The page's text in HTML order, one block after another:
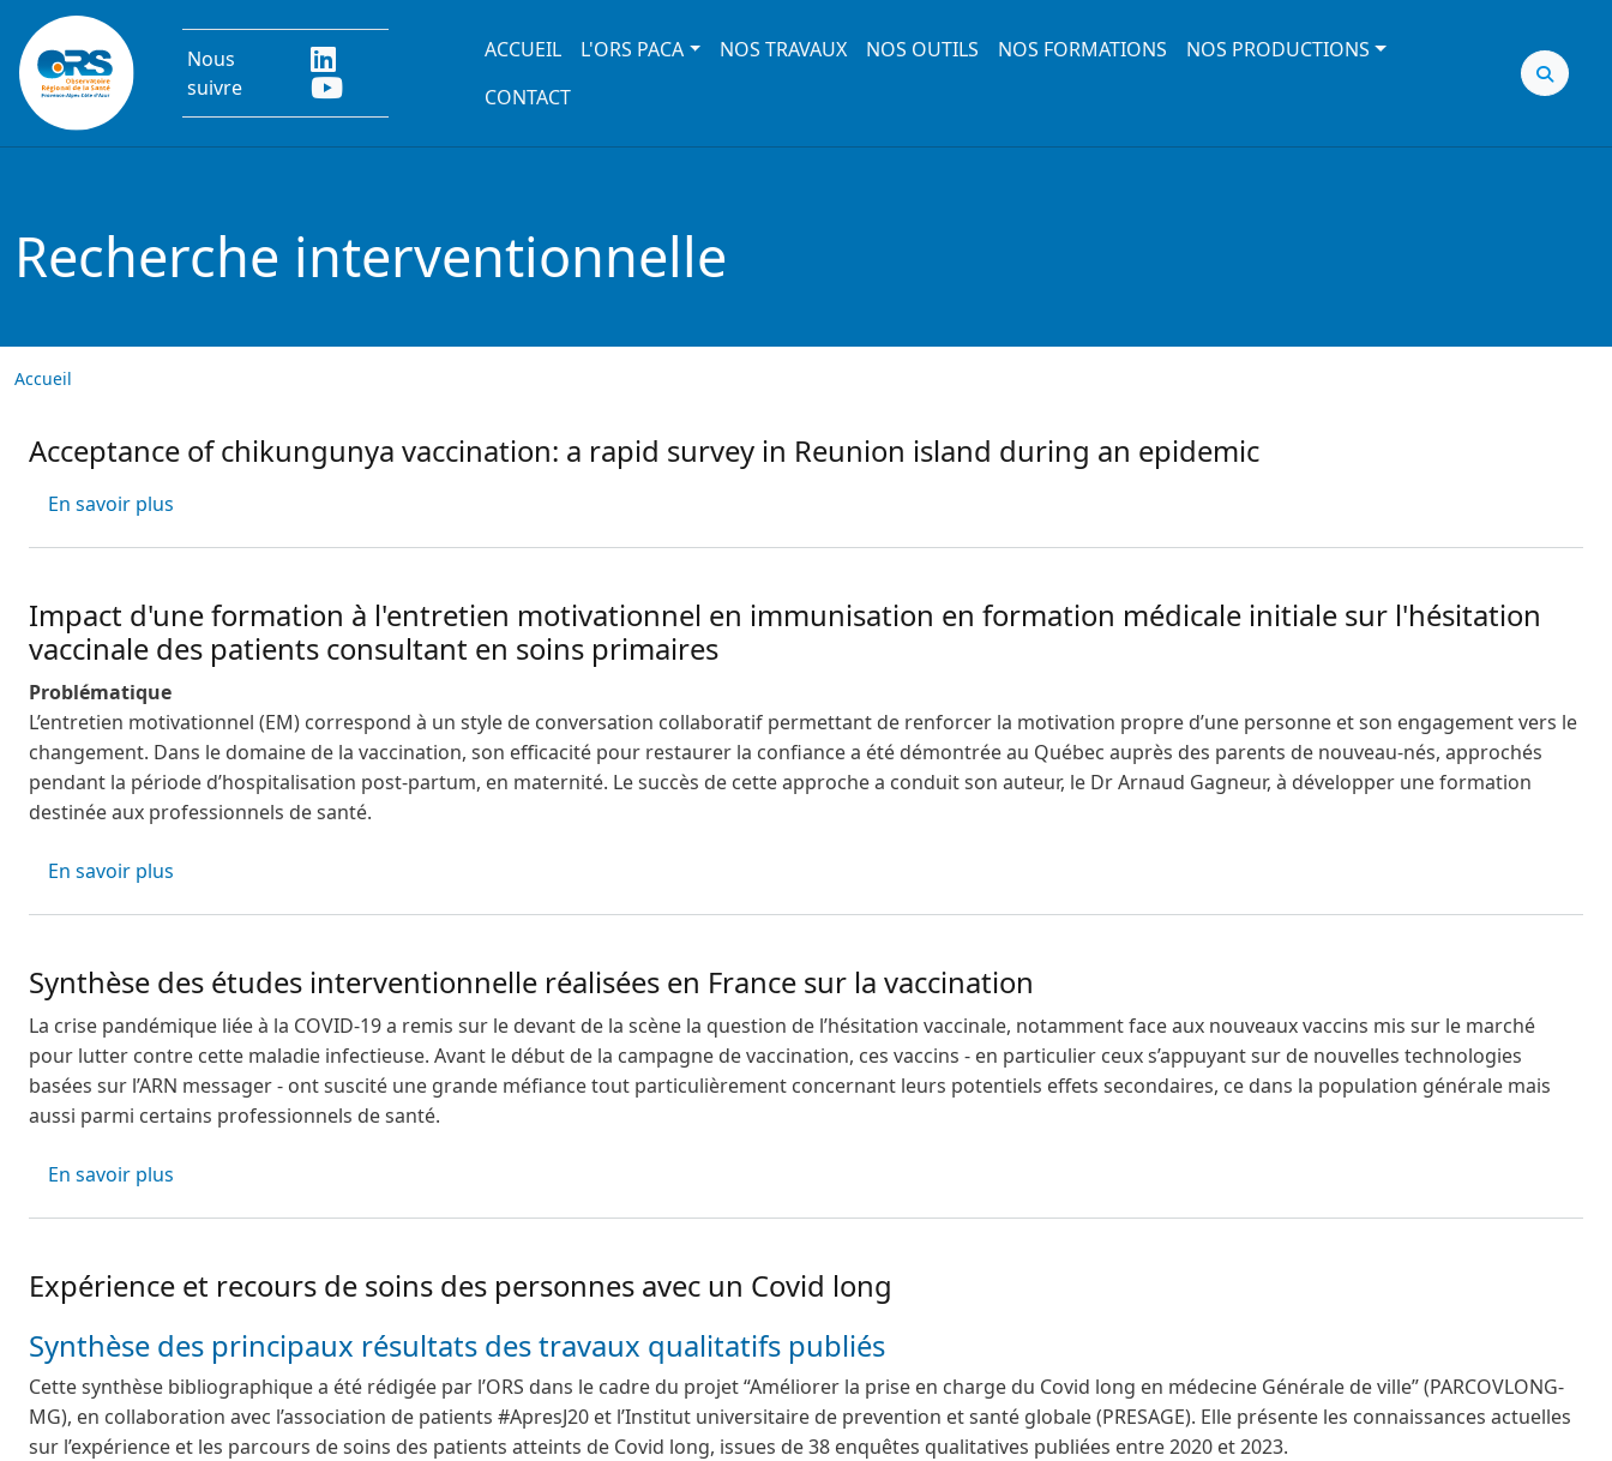
Aller au contenu principal
Nous
suivre
Main navigation
ACCUEIL L'ORS PACA NOS TRAVAUX NOS OUTILS NOS FORMATIONS
NOS PRODUCTIONS
CONTACT
Recherche interventionnelle
Accueil
Acceptance of chikungunya vaccination: a rapid survey in Reunion island during an epidemic
En savoir plus
Impact d'une formation à l'entretien motivationnel en immunisation en formation médicale initiale sur l'hésitation
vaccinale des patients consultant en soins primaires
Problématique
L’entretien motivationnel (EM) correspond à un style de conversation collaboratif permettant de renforcer la motivation propre d’une personne et son engagement vers le
changement. Dans le domaine de la vaccination, son efficacité pour restaurer la confiance a été démontrée au Québec auprès des parents de nouveau-nés, approchés
pendant la période d’hospitalisation post-partum, en maternité. Le succès de cette approche a conduit son auteur, le Dr Arnaud Gagneur, à développer une formation
destinée aux professionnels de santé.
En savoir plus
Synthèse des études interventionnelle réalisées en France sur la vaccination
La crise pandémique liée à la COVID-19 a remis sur le devant de la scène la question de l’hésitation vaccinale, notamment face aux nouveaux vaccins mis sur le marché
pour lutter contre cette maladie infectieuse. Avant le début de la campagne de vaccination, ces vaccins - en particulier ceux s’appuyant sur de nouvelles technologies
basées sur l’ARN messager - ont suscité une grande méfiance tout particulièrement concernant leurs potentiels effets secondaires, ce dans la population générale mais
aussi parmi certains professionnels de santé.
En savoir plus
Expérience et recours de soins des personnes avec un Covid long
Synthèse des principaux résultats des travaux qualitatifs publiés
Cette synthèse bibliographique a été rédigée par l’ORS dans le cadre du projet “Améliorer la prise en charge du Covid long en médecine Générale de ville” (PARCOVLONG-
MG), en collaboration avec l’association de patients #ApresJ20 et l’Institut universitaire de prevention et santé globale (PRESAGE). Elle présente les connaissances actuelles
sur l’expérience et les parcours de soins des patients atteints de Covid long, issues de 38 enquêtes qualitatives publiées entre 2020 et 2023.